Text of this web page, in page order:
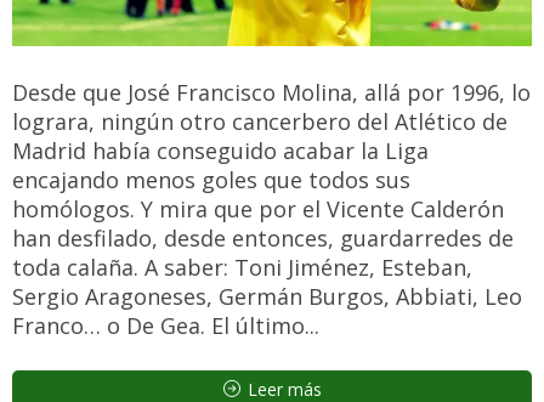
Desde que José Francisco Molina, allá por 1996, lo
lograra, ningún otro cancerbero del Atlético de
Madrid había conseguido acabar la Liga
encajando menos goles que todos sus
homólogos. Y mira que por el Vicente Calderón
han desfilado, desde entonces, guardarredes de
toda calaña. A saber: Toni Jiménez, Esteban,
Sergio Aragoneses, Germán Burgos, Abbiati, Leo
Franco… o De Gea. El último...
Leer más